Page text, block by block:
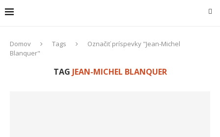
Domov Tags
Označiť príspevky "Jean-Michel
Blanquer"
TAG JEAN-MICHEL BLANQUER